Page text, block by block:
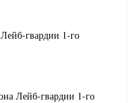
гвардии 1-го
Лейб-гвардии 1-го